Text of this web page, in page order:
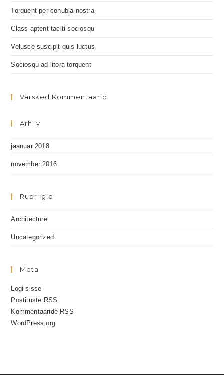
Torquent per conubia nostra
Class aptent taciti sociosqu
Velusce suscipit quis luctus
Sociosqu ad litora torquent
Värsked Kommentaarid
Arhiiv
jaanuar 2018
november 2016
Rubriigid
Architecture
Uncategorized
Meta
Logi sisse
Postituste RSS
Kommentaaride RSS
WordPress.org